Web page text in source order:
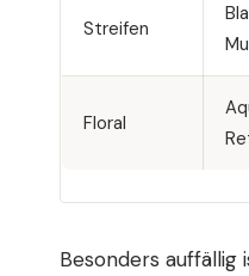
Streifen
Floral
Besonders auffällig